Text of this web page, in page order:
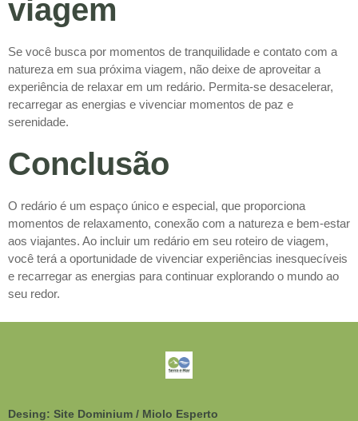
viagem
Se você busca por momentos de tranquilidade e contato com a
natureza em sua próxima viagem, não deixe de aproveitar a
experiência de relaxar em um redário. Permita-se desacelerar,
recarregar as energias e vivenciar momentos de paz e
serenidade.
Conclusão
O redário é um espaço único e especial, que proporciona
momentos de relaxamento, conexão com a natureza e bem-estar
aos viajantes. Ao incluir um redário em seu roteiro de viagem,
você terá a oportunidade de vivenciar experiências inesquecíveis
e recarregar as energias para continuar explorando o mundo ao
seu redor.
Desing: Site Dominium / Miolo Esperto